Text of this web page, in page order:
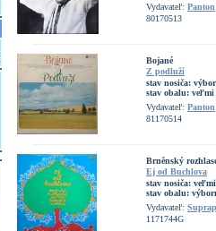
Vydavateľ: Panton
80170513
Bojané
Z podluží
stav nosiča:
stav obalu: veľmi
Vydavateľ: Panton
81170514
Brněnský
Ej od Buchlova
stav nosiča:
stav obalu:
Vydavateľ:
1171744G